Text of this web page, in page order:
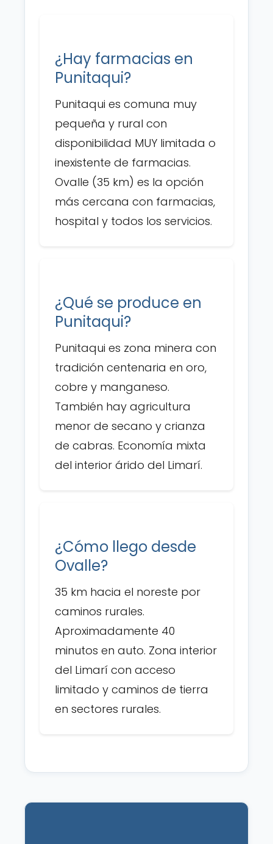
¿Hay farmacias en
Punitaqui?
Punitaqui es comuna muy
pequeña y rural con
disponibilidad MUY limitada o
inexistente de farmacias.
Ovalle (35 km) es la opción
más cercana con farmacias,
hospital y todos los servicios.
¿Qué se produce en
Punitaqui?
Punitaqui es zona minera con
tradición centenaria en oro,
cobre y manganeso.
También hay agricultura
menor de secano y crianza
de cabras. Economía mixta
del interior árido del Limarí.
¿Cómo llego desde
Ovalle?
35 km hacia el noreste por
caminos rurales.
Aproximadamente 40
minutos en auto. Zona interior
del Limarí con acceso
limitado y caminos de tierra
en sectores rurales.